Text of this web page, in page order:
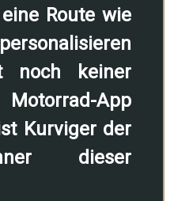
Route wie
noch keiner
App
Kurviger der
dieser